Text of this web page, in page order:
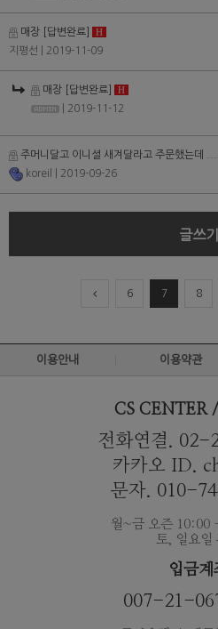
매장 [답변완료]
H
지평선
| 2019-11-09
매장 [답변완료]
H
| 2019-11-12
주머니달고 이니셜 새겨달라고 주문했는데
koreil
| 2019-09-26
글쓰기
6 7 8
이용안내 이용약관
CS CENTER /
전화연결. 02-
카카오 ID.
문자. 010-
월~금 오즌 10:00
토, 일요일
입금계
007-21-